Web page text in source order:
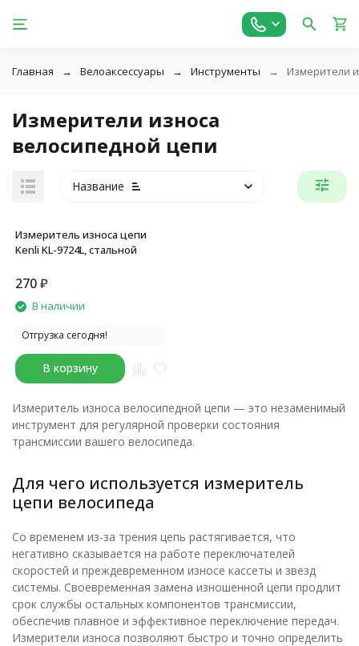
Главная Велоаксессуары Инструменты Измерители
Измерители износа
велосипедной цепи
Название
Измеритель износа цепи
Kenli KL-9724L, стальной
270₽
В наличии
Отгрузка сегодня!
В корзину
Измеритель износа велосипедной цепи — это незаменимый
инструмент для регулярной проверки состояния
трансмиссии вашего велосипеда.
Для чего используется измеритель
цепи велосипеда
Со временем из-за трения цепь растягивается, что
негативно сказывается на работе переключателей
скоростей и преждевременном износе кассеты и звезд
системы. Своевременная замена изношенной цепи продлит
срок службы остальных компонентов трансмиссии,
обеспечив плавное и эффективное переключение передач.
Измерители износа позволяют быстро и точно определить